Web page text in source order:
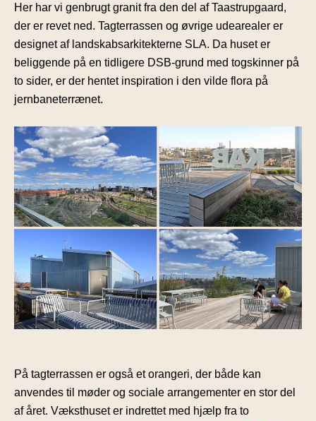
Her har vi genbrugt granit fra den del af Taastrupgaard,
der er revet ned. Tagterrassen og øvrige udearealer er
designet af landskabsarkitekterne SLA. Da huset er
beliggende på en tidligere DSB-grund med togskinner på
to sider, er der hentet inspiration i den vilde flora på
jernbaneterrænet.
På tagterrassen er også et orangeri, der både kan
anvendes til møder og sociale arrangementer en stor del
af året. Væksthuset er indrettet med hjælp fra to